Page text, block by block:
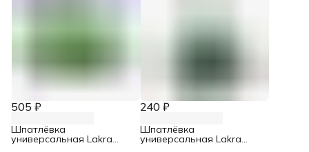
505 ₽
Шпатлёвка
универсальная Lakra
240 ₽
Шпатлёвка
универсальная Lakra